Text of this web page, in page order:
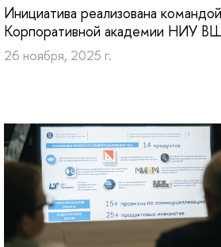
Инициатива реализована командой
Корпоративной академии НИУ
26 ноября, 2025 г.